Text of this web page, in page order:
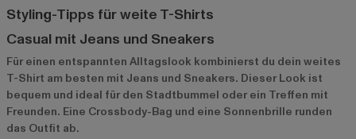
Styling-Tipps für weite T-Shirts
Casual mit Jeans und Sneakers
Für einen entspannten Alltagslook kombinierst du dein weites
T-Shirt am besten mit Jeans und Sneakers. Dieser Look ist
bequem und ideal für den Stadtbummel oder ein Treffen mit
Freunden. Eine Crossbody-Bag und eine Sonnenbrille runden
das Outfit ab.